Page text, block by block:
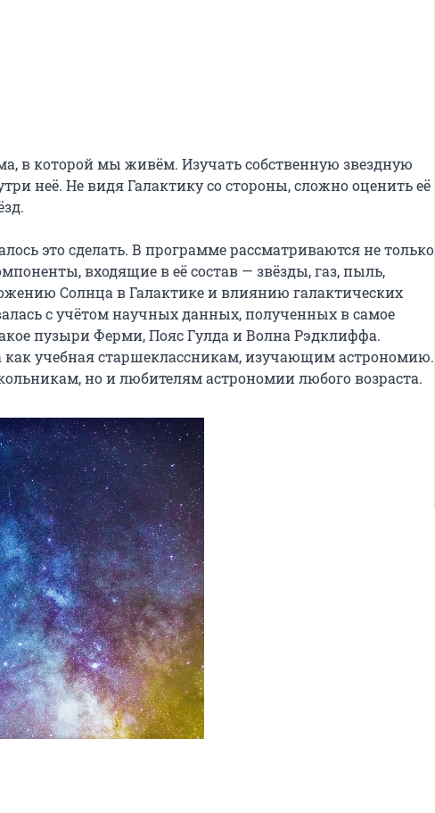
в которой мы живём. Изучать собственную звездную
неё. Не видя Галактику со стороны, сложно оценить её
это сделать. В программе рассматриваются не только
входящие в её состав — звёзды, газ, пыль,
Солнца в Галактике и влиянию галактических
с учётом научных данных, полученных в самое
пузыри Ферми, Пояс Гулда и Волна Рэдклиффа.
учебная старшеклассникам, изучающим астрономию.
но и любителям астрономии любого возраста.